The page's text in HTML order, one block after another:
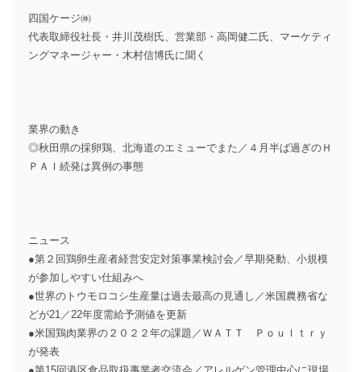
四国ケージ㈱
代表取締役社長・井川茂樹氏、営業部・高岡健二氏、マーケティ
ングマネージャー・木村信博氏に聞く
業界の動き
◎秋田県の採卵鶏、北海道のエミューでまた／４月半ば過ぎのＨ
ＰＡＩ続発は異例の事態
ニュース
●第２回鶏卵生産者経営安定対策事業検討会／早期発動、小規模
が参加しやすい仕組みへ
●世界のトウモロコシ生産量は過去最高の見通し／米国農務省な
どが21／22年度需給予測値を更新
●米国鶏肉業界の２０２２年の課題／ＷＡＴＴ Ｐｏｕｌｔｒｙ
が発表